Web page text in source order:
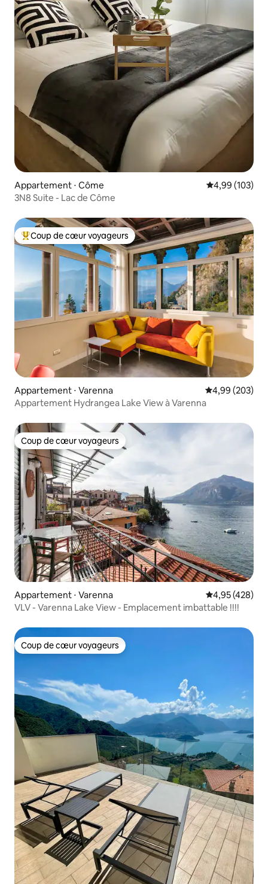
Appartement ⋅ Côme Évaluation
4,99 (103)
3N8 Suite - Lac de Côme
Coups de cœur voyageurs les plus appréciés
Coup de cœur voyageurs
Appartement ⋅ Varenna Évaluation
4,99 (203)
Appartement Hydrangea Lake View à Varenna
Coup de cœur voyageurs
Coup de cœur voyageurs
Appartement ⋅ Varenna Évaluation
4,95 (428)
VLV - Varenna Lake View - Emplacement imbattable !!!!
Coup de cœur voyageurs
Coup de cœur voyageurs